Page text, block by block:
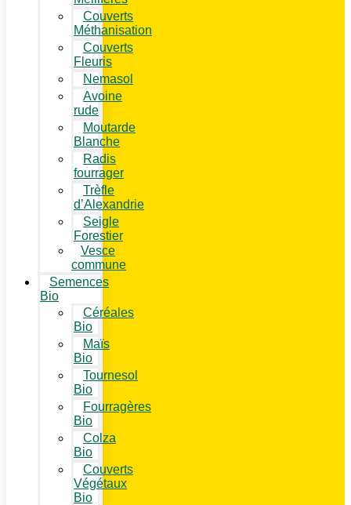
Couverts
Méthanisation
Couverts
Fleuris
Nemasol
Avoine
rude
Moutarde
Blanche
Radis
fourrager
Trèfle
d’Alexandrie
Seigle
Forestier
Vesce
commune
Semences
Bio
Céréales
Bio
Maïs
Bio
Tournesol
Bio
Fourragères
Bio
Colza
Bio
Couverts
Végétaux
Bio